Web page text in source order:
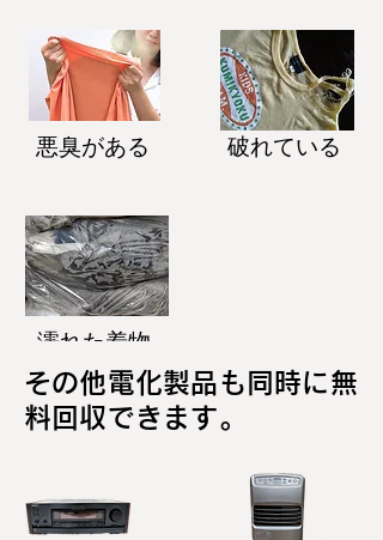
悪臭がある 破れている
濡れた着物
その他電化製品も同時に無
料回収できます。